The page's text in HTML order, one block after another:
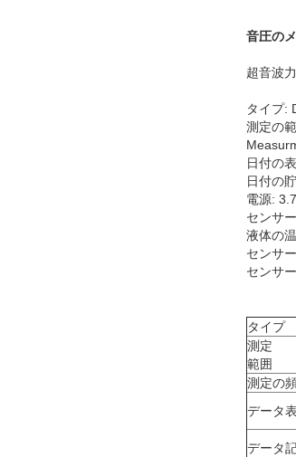
音圧の
超音波
タイプ:
測定の
日付の
日付の
電源:
センサ
液体の
センサ
センサ
タイプ
測定
範囲
測定の
データ
データ